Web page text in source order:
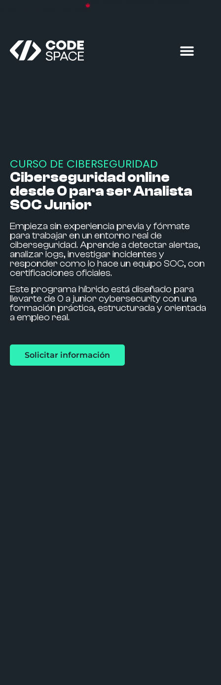
CODE Fest 2026
DÍAS
CURSO DE CIBERSEGURIDAD
Ciberseguridad online
desde 0 para ser Analista
SOC Junior
Empieza sin experiencia previa y fórmate
para trabajar en un entorno real de
ciberseguridad. Aprende a detectar alertas,
analizar logs, investigar incidentes y
responder como lo hace un equipo SOC, con
certificaciones oficiales.
Este programa híbrido está diseñado para
llevarte de 0 a junior cybersecuritycon una
formación práctica, estructurada y orientada
a empleo real.
Solicitar información